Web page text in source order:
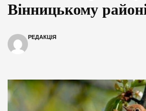
Вінницькому
РЕДАКЦІЯ